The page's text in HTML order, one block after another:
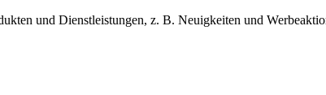
und Dienstleistungen, z. B. Neuigkeiten und